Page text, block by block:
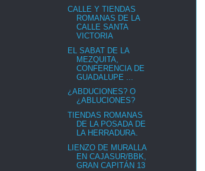
CALLE Y TIENDAS
ROMANAS DE LA
CALLE SANTA
VICTORIA
EL SABAT DE LA
MEZQUITA,
CONFERENCIA DE
GUADALUPE ...
¿ABDUCIONES? O
¿ABLUCIONES?
TIENDAS ROMANAS
DE LA POSADA DE
LA HERRADURA.
LIENZO DE MURALLA
EN CAJASUR/BBK,
GRAN CAPITÁN 13